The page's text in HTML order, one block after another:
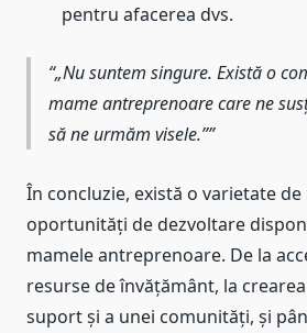
pentru afacerea dvs.
„Nu suntem singure. Există o
mame antreprenoare care ne
să ne urmăm visele.”
În concluzie, există o varietate de
oportunități de dezvoltare
mamele antreprenoare. De la
resurse de învățământ, la
suport și a unei comunități, și